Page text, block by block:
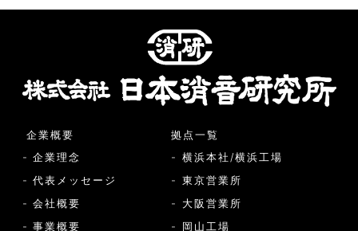
企業概要
- 企業理念
- 代表メッセージ
- 会社概要
- 事業概要
拠点一覧
- 横浜本社/横浜工場
- 東京営業所
- 大阪営業所
- 岡山工場